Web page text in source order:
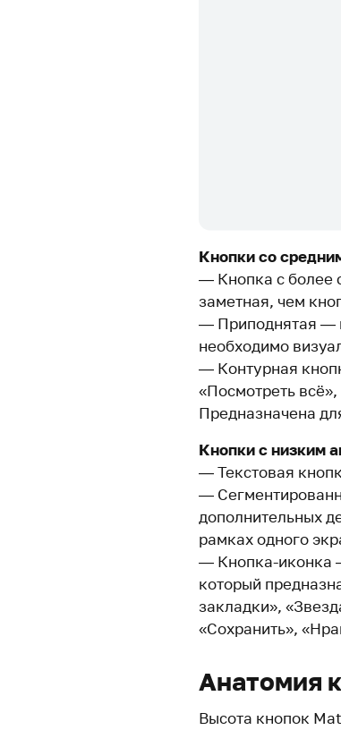
Кнопки со
— Кнопка с более
заметная, чем
— Приподнятая —
необходимо
— Контурная
«Посмотреть
Предназначена
Кнопки с низким
— Текстовая
—
дополнительных
рамках одного
— Кнопка-иконка
который
закладки»,
«Сохранить»,
Анатомия
Высота кнопок